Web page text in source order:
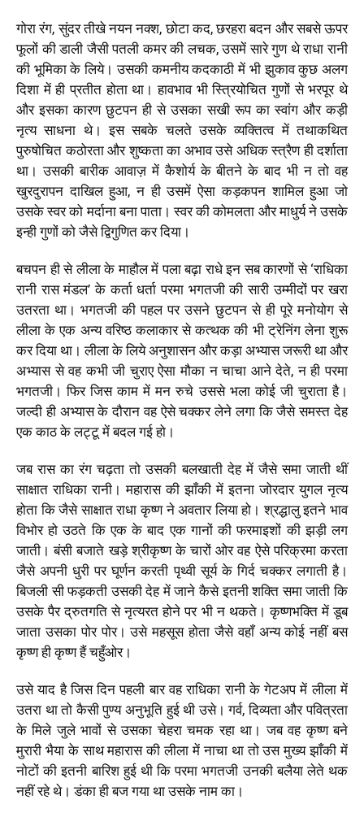
गोरा रंग, सुंदर तीखे नयन नक्श, छोटा कद, छरहरा बदन और सबसे ऊपर
फूलों की डाली जैसी पतली कमर की लचक, उसमें सारे गुण थे राधा रानी
की भूमिका के लिये। उसकी कमनीय कदकाठी में भी झुकाव कुछ अलग
दिशा में ही प्रतीत होता था। हावभाव भी स्त्रियोचित गुणों से भरपूर थे
और इसका कारण छुटपन ही से उसका सखी रूप का स्वांग और कड़ी
नृत्य साधना थे। इस सबके चलते उसके व्यक्तित्व में तथाकथित
पुरुषोचित कठोरता और शुष्कता का अभाव उसे अधिक स्त्रैण ही दर्शाता
था। उसकी बारीक आवाज़ में कैशोर्य के बीतने के बाद भी न तो वह
खुरदुरापन दाखिल हुआ, न ही उसमें ऐसा कड़कपन शामिल हुआ जो
उसके स्वर को मर्दाना बना पाता। स्वर की कोमलता और माधुर्य ने उसके
इन्ही गुणों को जैसे द्विगुणित कर दिया।
बचपन ही से लीला के माहौल में पला बढ़ा राधे इन सब कारणों से ‘राधिका
रानी रास मंडल’ के कर्ता धर्ता परमा भगतजी की सारी उम्मीदों पर खरा
उतरता था। भगतजी की पहल पर उसने छुटपन से ही पूरे मनोयोग से
लीला के एक अन्य वरिष्ठ कलाकार से कत्थक की भी ट्रेनिंग लेना शुरू
कर दिया था। लीला के लिये अनुशासन और कड़ा अभ्यास जरूरी था और
अभ्यास से वह कभी जी चुराए ऐसा मौका न चाचा आने देते, न ही परमा
भगतजी। फिर जिस काम में मन रुचे उससे भला कोई जी चुराता है।
जल्दी ही अभ्यास के दौरान वह ऐसे चक्कर लेने लगा कि जैसे समस्त देह
एक काठ के लट्टू में बदल गई हो।
जब रास का रंग चढ़ता तो उसकी बलखाती देह में जैसे समा जाती थीं
साक्षात राधिका रानी। महारास की झाँकी में इतना जोरदार युगल नृत्य
होता कि जैसे साक्षात राधा कृष्ण ने अवतार लिया हो। श्रद्धालु इतने भाव
विभोर हो उठते कि एक के बाद एक गानों की फरमाइशों की झड़ी लग
जाती। बंसी बजाते खड़े श्रीकृष्ण के चारों ओर वह ऐसे परिक्रमा करता
जैसे अपनी धुरी पर घूर्णन करती पृथ्वी सूर्य के गिर्द चक्कर लगाती है।
बिजली सी फड़कती उसकी देह में जाने कैसे इतनी शक्ति समा जाती कि
उसके पैर द्रुतगति से नृत्यरत होने पर भी न थकते। कृष्णभक्ति में डूब
जाता उसका पोर पोर। उसे महसूस होता जैसे वहाँ अन्य कोई नहीं बस
कृष्ण ही कृष्ण हैं चहुँओर।
उसे याद है जिस दिन पहली बार वह राधिका रानी के गेटअप में लीला में
उतरा था तो कैसी पुण्य अनुभूति हुई थी उसे। गर्व, दिव्यता और पवित्रता
के मिले जुले भावों से उसका चेहरा चमक रहा था। जब वह कृष्ण बने
मुरारी भैया के साथ महारास की लीला में नाचा था तो उस मुख्य झाँकी में
नोटों की इतनी बारिश हुई थी कि परमा भगतजी उनकी बलैया लेते थक
नहीं रहे थे। डंका ही बज गया था उसके नाम का।